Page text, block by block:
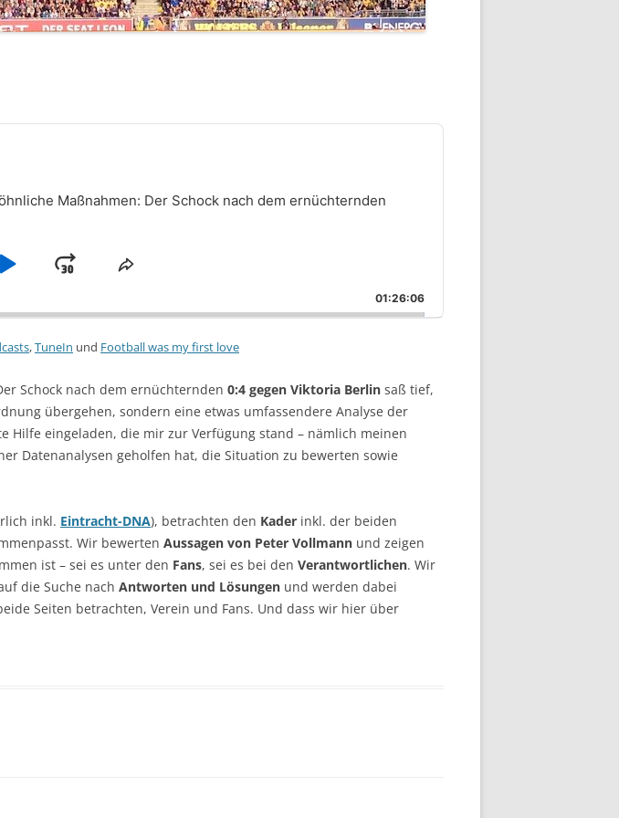
Maßnahmen: Der Schock nach dem ernüchternden
Play JumpShare
Episode
01:26:06
,TuneIn und Football was my first love
Schock nach dem ernüchternden 0:4 gegen Viktoria Berlin saß tief,
übergehen, sondern eine etwas umfassendere Analyse der
Hilfe eingeladen, die mir zur Verfügung stand – nämlich meinen
Datenanalysen geholfen hat, die Situation zu bewerten sowie
inkl. Eintracht-DNA), betrachten den Kader inkl. der beiden
Wir bewerten Aussagen von Peter Vollmann und zeigen
ist – sei es unter den Fans, sei es bei den Verantwortlichen. Wir
die Suche nach Antworten und Lösungen und werden dabei
Seiten betrachten, Verein und Fans. Und dass wir hier über